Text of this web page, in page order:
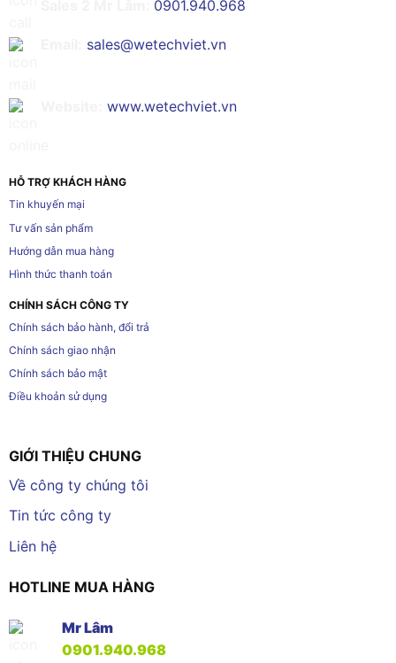
0901.940.968
sales@wetechviet.vn
www.wetechviet.vn
HỖ TRỢ KHÁCH HÀNG
Tin khuyến mại
Tư vấn sản phẩm
Hướng dẫn mua hàng
Hình thức thanh toán
CHÍNH SÁCH CÔNG TY
Chính sách bảo hành, đổi trả
Chính sách giao nhận
Chính sách bảo mật
Điều khoản sử dụng
GIỚI THIỆU CHUNG
Về công ty chúng tôi
Tin tức công ty
Liên hệ
HOTLINE MUA HÀNG
Mr Lâm
0901.940.968